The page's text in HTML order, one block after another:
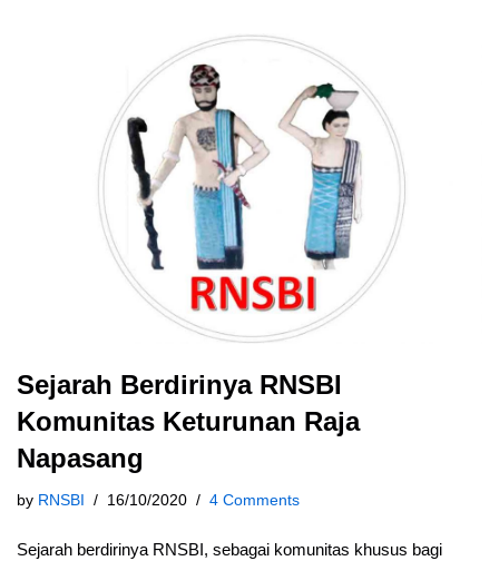
Sejarah Berdirinya RNSBI
Komunitas Keturunan Raja
Napasang
by RNSBI 16/10/2020 4 Comments
Sejarah berdirinya RNSBI, sebagai komunitas khusus bagi